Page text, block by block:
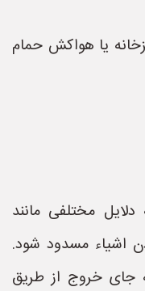
یا هواکش حمام
مختلفی مانند
اشیاء مسدود شود.
خروج از طریق